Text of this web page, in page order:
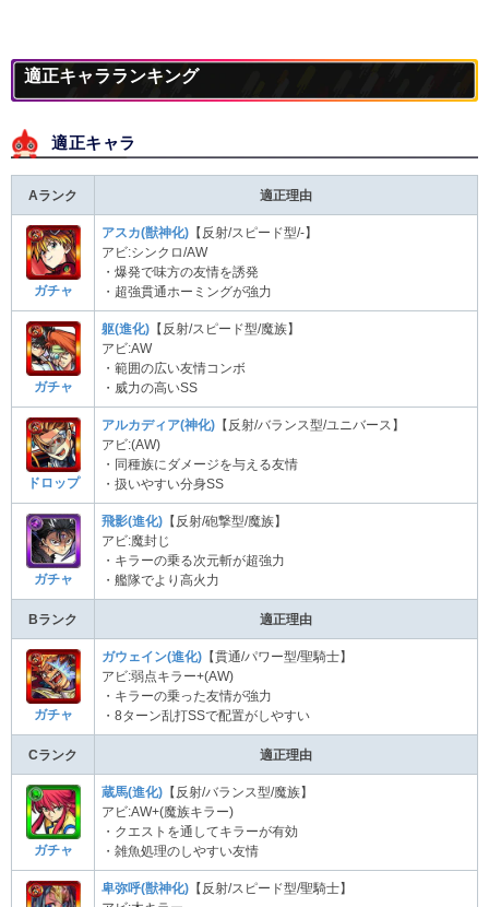
適正キャラランキング
適正キャラ
Aランク 適正理由
ガチャ
アスカ(獣神化) 【反射/スピード型/-】
アビ:シンクロ/AW
・爆発で味方の友情を誘発
・超強貫通ホーミングが強力
ガチャ
躯(進化) 【反射/スピード型/魔族】
アビ:AW
・範囲の広い友情コンボ
・威力の高いSS
ドロップ
アルカディア(神化) 【反射/バランス型/ユニバース】
アビ:(AW)
・同種族にダメージを与える友情
・扱いやすい分身SS
ガチャ
飛影(進化) 【反射/砲撃型/魔族】
アビ:魔封じ
・キラーの乗る次元斬が超強力
・艦隊でより高火力
Bランク 適正理由
ガチャ
ガウェイン(進化) 【貫通/パワー型/聖騎士】
アビ:弱点キラー+(AW)
・キラーの乗った友情が強力
・8ターン乱打SSで配置がしやすい
Cランク 適正理由
ガチャ
蔵馬(進化) 【反射/バランス型/魔族】
アビ:AW+(魔族キラー)
・クエストを通してキラーが有効
・雑魚処理のしやすい友情
卑弥呼(獣神化) 【反射/スピード型/聖騎士】